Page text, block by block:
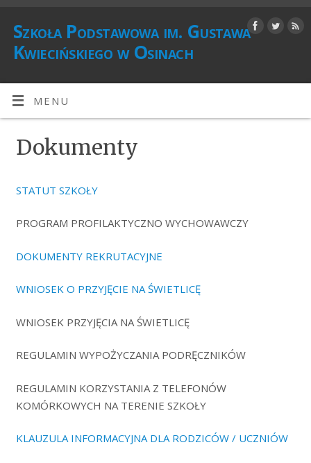
Szkoła Podstawowa im. Gustawa
Kwiecińskiego w Osinach
MENU
Dokumenty
STATUT SZKOŁY
PROGRAM PROFILAKTYCZNO WYCHOWAWCZY
DOKUMENTY REKRUTACYJNE
WNIOSEK O PRZYJĘCIE NA ŚWIETLICĘ
WNIOSEK PRZYJĘCIA NA ŚWIETLICĘ
REGULAMIN WYPOŻYCZANIA PODRĘCZNIKÓW
REGULAMIN KORZYSTANIA Z TELEFONÓW
KOMÓRKOWYCH NA TERENIE SZKOŁY
KLAUZULA INFORMACYJNA DLA RODZICÓW / UCZNIÓW